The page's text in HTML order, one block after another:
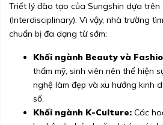
Triết lý đào tạo của Sungshin dựa trên
(Interdisciplinary). Vì vậy, nhà trường
chuẩn bị đa dạng từ sớm:
Khối ngành Beauty và
thẩm mỹ, sinh viên nên thể hiện
nghệ làm đẹp và xu hướng kinh
số.
Khối ngành K-Culture: Các